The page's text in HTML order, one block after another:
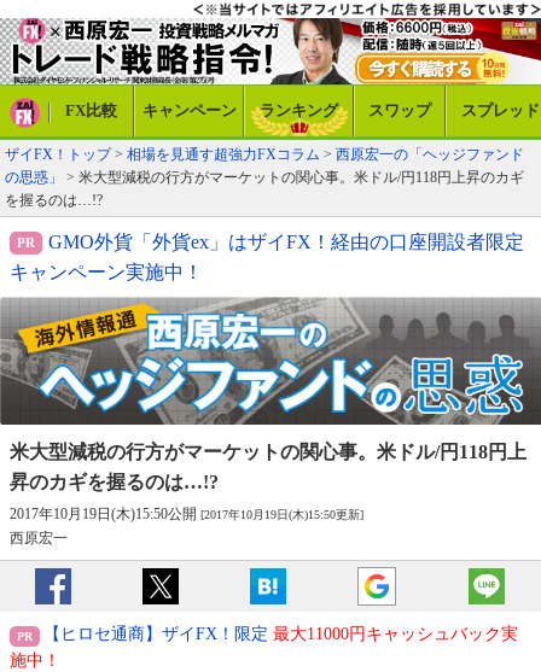
FX比較 キャンペーン ランキング スワップ スプレッド
ザイFX！トップ> 相場を見通す超強力FXコラム > 西原宏一の「ヘッジファンド
の思惑」
> 米大型減税の行方がマーケットの関心事。米ドル/円118円上昇のカギ
を握るのは…!?
GMO外貨「外貨ex」はザイFX！経由の口座開設者限定
キャンペーン実施中！
米大型減税の行方がマーケットの関心事。 米ドル/円118円上
昇のカギを握るのは…!?
2017年10月19日(木)15:50公開 [2017年10月19日(木)15:50更新]
西原宏一
【ヒロセ通商】ザイFX！限定 最大11000円キャッシュバック実
施中！